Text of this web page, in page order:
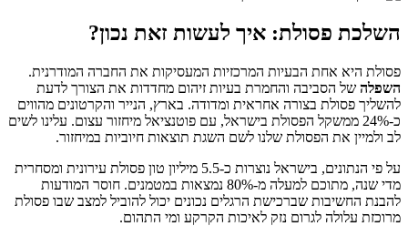
השלכת פסולת: איך לעשות זאת נכון?
פסולת היא אחת הבעיות המרכזיות המעסיקות את החברה המודרנית.
השפלה של הסביבה והחמרת בעיות זיהום מחדדות את הצורך לדעת
להשליך פסולת בצורה אחראית ומדודה. בארץ, הנייר והקרטונים מהווים
כ-24% ממשקל הפסולת בישראל, עם פוטנציאל מיחזור עצום. עלינו לשים
לב ולמיין את הפסולת שלנו לשם השגת תוצאות חיוביות במיחזור.
על פי הנתונים, בישראל נוצרות כ-5.5 מיליון טון פסולת עירונית ומסחרית
מדי שנה, מתוכם למעלה מ-80% נמצאות במטמנים. חוסר המודעות
להבנת החשיבות שברכישת הרגלים נכונים יכול להוביל למצב שבו פסולת
מרוכזת עלולה לגרום נזק לאיכות הקרקע ומי התהום.